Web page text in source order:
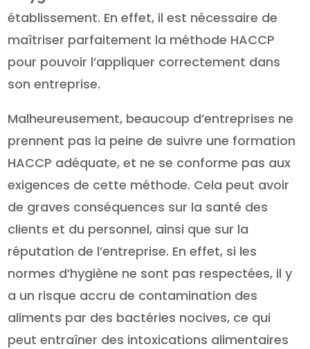
établissement. En effet, il est nécessaire de
maîtriser parfaitement la méthode HACCP
pour pouvoir l’appliquer correctement dans
son entreprise.
Malheureusement, beaucoup d’entreprises ne
prennent pas la peine de suivre une formation
HACCP adéquate, et ne se conforme pas aux
exigences de cette méthode. Cela peut avoir
de graves conséquences sur la santé des
clients et du personnel, ainsi que sur la
réputation de l’entreprise. En effet, si les
normes d’hygiène ne sont pas respectées, il y
a un risque accru de contamination des
aliments par des bactéries nocives, ce qui
peut entraîner des intoxications alimentaires